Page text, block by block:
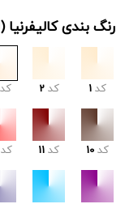
رنگ بندی کالیفرنیا
کد 1 کد 2 کد
کد 10 کد 11 کد